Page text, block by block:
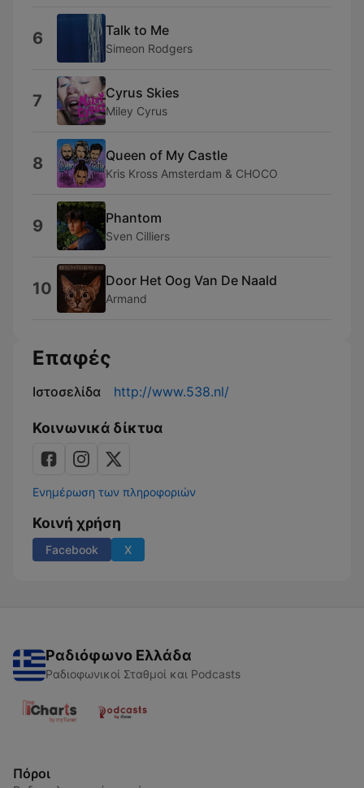
6 Talk to Me
Simeon Rodgers
7 Cyrus Skies
Miley Cyrus
8 Queen of My Castle
Kris Kross Amsterdam & CHOCO
9 Phantom
Sven Cilliers
10 Door Het Oog Van De Naald
Armand
Επαφές
Ιστοσελίδα http://www.538.nl/
Κοινωνικά δίκτυα
Ενημέρωση των πληροφοριών
Κοινή χρήση
Facebook X
Ραδιόφωνο Ελλάδα
Ραδιοφωνικοί Σταθμοί και Podcasts
Πόροι